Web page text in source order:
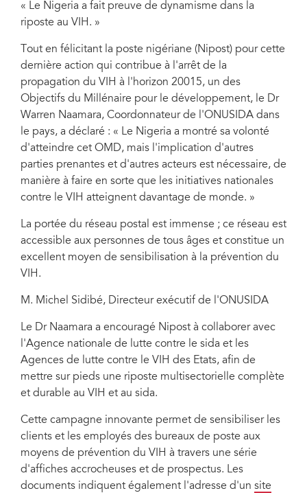
« Le Nigeria a fait preuve de dynamisme dans la
riposte au VIH. »
Tout en félicitant la poste nigériane (Nipost) pour cette
dernière action qui contribue à l'arrêt de la
propagation du VIH à l'horizon 20015, un des
Objectifs du Millénaire pour le développement, le Dr
Warren Naamara, Coordonnateur de l'ONUSIDA dans
le pays, a déclaré : « Le Nigeria a montré sa volonté
d'atteindre cet OMD, mais l'implication d'autres
parties prenantes et d'autres acteurs est nécessaire, de
manière à faire en sorte que les initiatives nationales
contre le VIH atteignent davantage de monde. »
La portée du réseau postal est immense ; ce réseau est
accessible aux personnes de tous âges et constitue un
excellent moyen de sensibilisation à la prévention du
VIH.
M. Michel Sidibé, Directeur exécutif de l'ONUSIDA
Le Dr Naamara a encouragé Nipost à collaborer avec
l'Agence nationale de lutte contre le sida et les
Agences de lutte contre le VIH des Etats, afin de
mettre sur pieds une riposte multisectorielle complète
et durable au VIH et au sida.
Cette campagne innovante permet de sensibiliser les
clients et les employés des bureaux de poste aux
moyens de prévention du VIH à travers une série
d'affiches accrocheuses et de prospectus. Les
documents indiquent également l'adresse d'un site